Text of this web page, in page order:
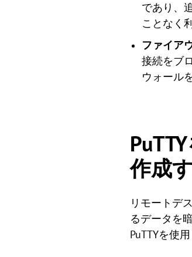
であり、
ことなく
ファイア
接続をブ
ウォール
作成
リモートデ
るデータを
PuTTYを使